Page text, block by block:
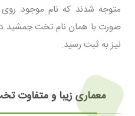
متوجه شدند که نام موجود
صورت با همان نام تخت جمشید
نیز به ثبت رسید.
معماری زیبا و متفاوت